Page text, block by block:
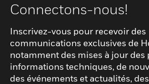
Connectons-nous!
Inscrivez-vous pour recevoir des
communications exclusives de
notamment des mises à jour des
informations techniques, de
des événements et actualités,